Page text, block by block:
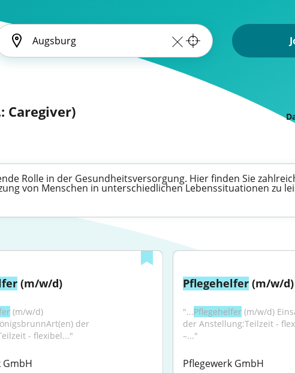
Caregiver)
Rolle in der Gesundheitsversorgung. Hier finden Sie
von Menschen in unterschiedlichen Lebenssituationen zu
(m/w/d)
(m/w/d)
der
- flexibel..."
GmbH
Pflegehelfer (m/w/d)
"...Pflegehelfer (m/w/d)
der Anstellung:Teilzeit -
–..."
Pflegewerk GmbH